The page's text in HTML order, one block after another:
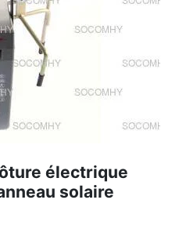
électrique
solaire